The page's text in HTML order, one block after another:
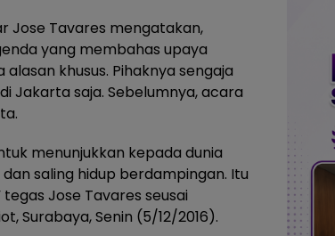
Jose Tavares mengatakan,
yang membahas upaya
khusus. Pihaknya sengaja
Jakarta saja. Sebelumnya, acara
menunjukkan kepada dunia
saling hidup berdampingan. Itu
Jose Tavares seusai
Surabaya, Senin (5/12/2016).